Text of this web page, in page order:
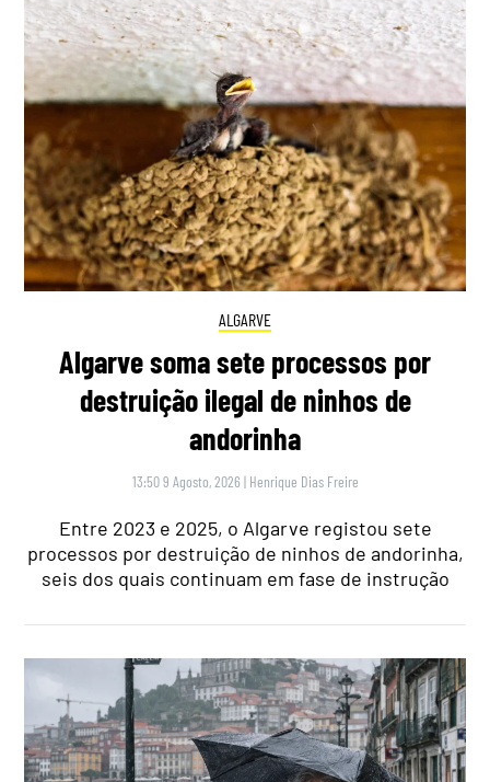
ALGARVE
Algarve soma sete processos por
destruição ilegal de ninhos de
andorinha
13:50 9 Agosto, 2026 | Henrique Dias Freire
Entre 2023 e 2025, o Algarve registou sete
processos por destruição de ninhos de andorinha,
seis dos quais continuam em fase de instrução